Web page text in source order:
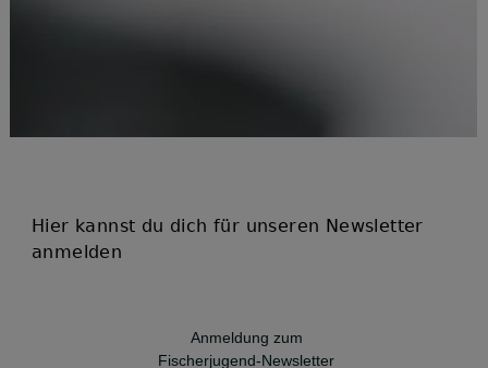
Hier kannst du dich für unseren Newsletter
anmelden
Anmeldung zum
Fischerjugend-Newsletter